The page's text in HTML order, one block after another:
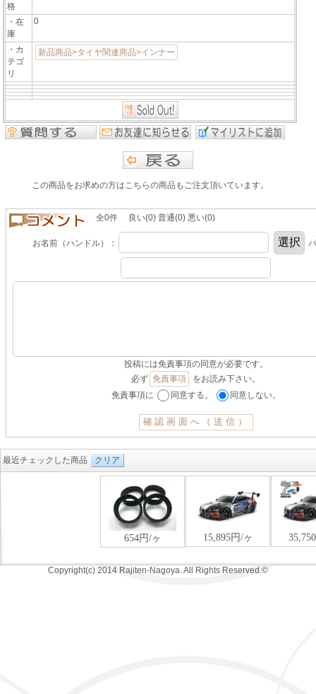
格
・在
庫
0
・カ
テゴ
リ
新品商品>タイヤ関連商品>インナー
この商品をお求めの方はこちらの商品もご注文頂いています。
全0件 良い(0) 普通(0) 悪い(0)
お名前（ハンドル）：
投稿には免責事項の同意が必要です。
必ず 免責事項
をお読み下さい。
免責事項に
同意する。 同意しない。
最近チェックした商品 クリア
Copyright(c) 2014 Rajiten-Nagoya. All Rights Reserved.©